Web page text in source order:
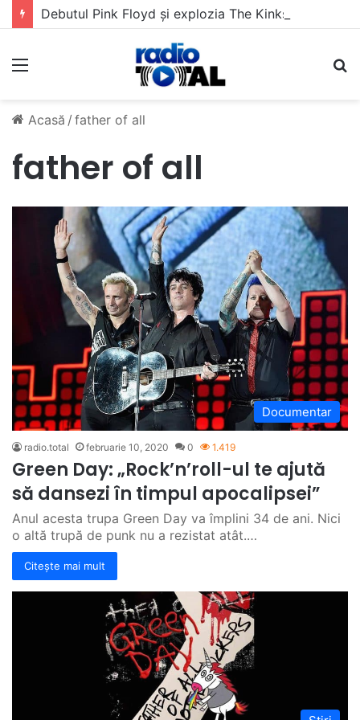
Debutul Pink Floyd și explozia The Kinks
Meniu
Acasă / father of all
father of all
Documentar
radio.total februarie 10, 2020 0 1.419
Green Day: „Rock’n’roll-ul te ajută
să dansezi în timpul apocalipsei”
Anul acesta trupa Green Day va împlini 34 de ani. Nici
o altă trupă de punk nu a rezistat atât.…
Citește mai mult